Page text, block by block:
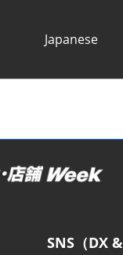
Japanese
SNS（DX